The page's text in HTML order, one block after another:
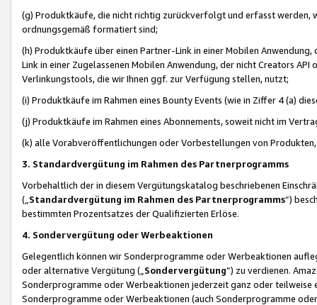
(g) Produktkäufe, die nicht richtig zurückverfolgt und erfasst werden,
ordnungsgemäß formatiert sind;
(h) Produktkäufe über einen Partner-Link in einer Mobilen
Link in einer Zugelassenen Mobilen Anwendung, der nicht Creators
Verlinkungstools, die wir Ihnen ggf. zur Verfügung stellen, nutzt;
(i) Produktkäufe im Rahmen eines Bounty Events (wie in Ziffer 4 (a)
(j) Produktkäufe im Rahmen eines Abonnements, soweit nicht im
(k) alle Vorabveröffentlichungen oder Vorbestellungen von
3. Standardvergütung im Rahmen des Partnerprogramms
Vorbehaltlich der in diesem Vergütungskatalog beschriebenen
(„ Standardvergütung im Rahmen des Partnerprogramms“)
bestimmten Prozentsatzes der Qualifizierten Erlöse.
4. Sondervergütung oder Werbeaktionen
Gelegentlich können wir Sonderprogramme oder Werbeaktionen
oder alternative Vergütung („ Sondervergütung”) zu verdienen.
Sonderprogramme oder Werbeaktionen jederzeit ganz oder
Sonderprogramme oder Werbeaktionen (auch Sonderprogramme